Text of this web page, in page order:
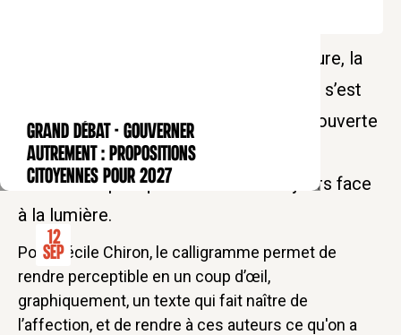
CONFÉRENCE
GRAND DÉBAT - Gouverner
autrement : propositions
citoyennes pour 2027
12
Sep
La passion pour la littérature et la lecture, la
recherche et l’obsession pour la lettre, s’est
transformée radicalement avec la découverte
du calligramme, pratique solaire par
excellence puisqu’il se travaille toujours face
à la lumière.
Pour Cécile Chiron, le calligramme permet de
rendre perceptible en un coup d’œil,
graphiquement, un texte qui fait naître de
l’affection, et de rendre à ces auteurs ce qu'on a